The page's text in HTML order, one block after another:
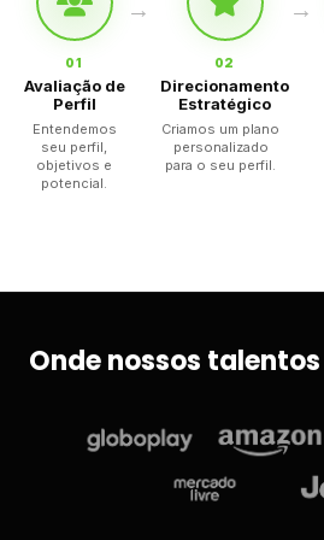
01
Avaliação de
Perfil
Entendemos
seu perfil,
objetivos e
potencial.
02
Direcionamento
Estratégico
Criamos um plano
personalizado
para o seu perfil.
Onde nossos talentos